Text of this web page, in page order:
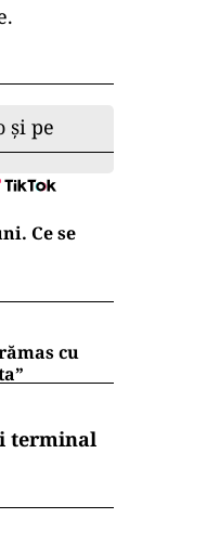
și pe
Ce se
cu
terminal